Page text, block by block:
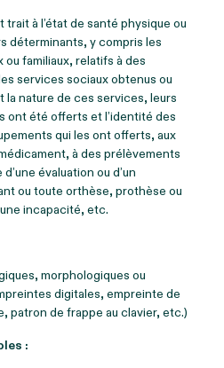
à l’état de santé physique ou
déterminants, y compris les
familiaux, relatifs à des
services sociaux obtenus ou
la nature de ces services, leurs
ont été offerts et l’identité des
qui les ont offerts, aux
à des prélèvements
évaluation ou d’un
ou toute orthèse, prothèse ou
incapacité, etc.
morphologiques ou
digitales, empreinte de
patron de frappe au clavier, etc.)
: